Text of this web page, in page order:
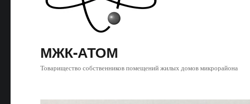
МЖК-АТОМ
Товарищество собственников помещений жилых домов микрорайона